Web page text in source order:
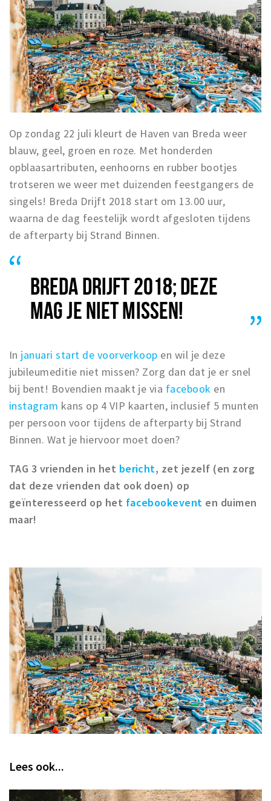
Op zondag 22 juli kleurt de Haven van Breda weer
blauw, geel, groen en roze. Met honderden
opblaasartributen, eenhoorns en rubber bootjes
trotseren we weer met duizenden feestgangers de
singels! Breda Drijft 2018 start om 13.00 uur,
waarna de dag feestelijk wordt afgesloten tijdens
de afterparty bij Strand Binnen.
BREDA DRIJFT 2018; DEZE
MAG JE NIET MISSEN!
In januari start de voorverkoop en wil je deze
jubileumeditie niet missen? Zorg dan dat je er snel
bij bent! Bovendien maakt je via facebook en
instagram kans op 4 VIP kaarten, inclusief 5 munten
per persoon voor tijdens de afterparty bij Strand
Binnen. Wat je hiervoor moet doen?
TAG 3 vrienden in het bericht, zet jezelf (en zorg
dat deze vrienden dat ook doen) op
geïnteresseerd op het facebookevent en duimen
maar!
Lees ook...